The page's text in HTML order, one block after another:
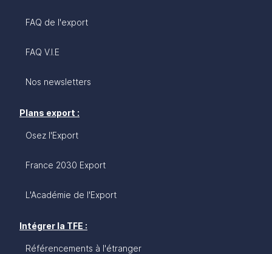
FAQ de l'export
FAQ V.I.E
Nos newsletters
Plans export :
Osez l'Export
France 2030 Export
L'Académie de l'Export
Intégrer la TFE :
Référencements à l'étranger